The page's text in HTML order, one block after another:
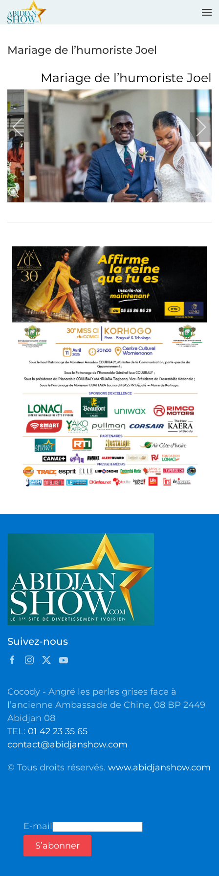
Mariage de l’humoriste Joel
Mariage de l’humoriste Joel
Suivez-nous
Cocody - Angré les perles grises face à
l’ancienne Ambassade de Chine, 08 BP 2449
Abidjan 08
TEL: 01 42 23 35 65
contact@abidjanshow.com
© Tous droits réservés. www.abidjanshow.com
E-mail
S’abonner